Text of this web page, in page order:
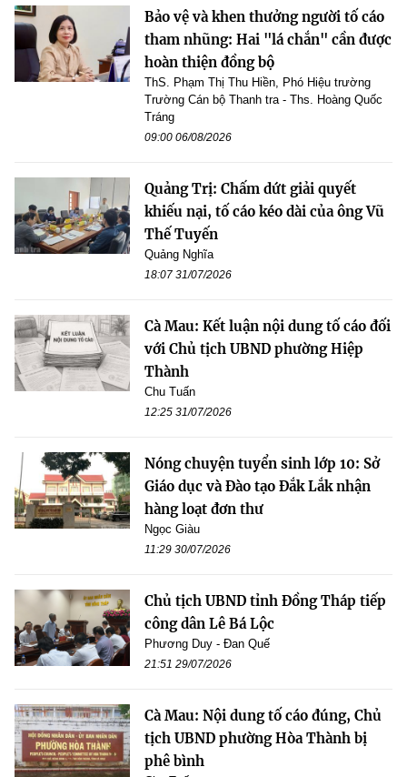
Bảo vệ và khen thưởng người tố cáo
tham nhũng: Hai "lá chắn" cần được
hoàn thiện đồng bộ
ThS. Phạm Thị Thu Hiền, Phó Hiệu trường
Trường Cán bộ Thanh tra - Ths. Hoàng Quốc
Tráng
09:00 06/08/2026
Quảng Trị: Chấm dứt giải quyết
khiếu nại, tố cáo kéo dài của ông Vũ
Thế Tuyến
Quảng Nghĩa
18:07 31/07/2026
Cà Mau: Kết luận nội dung tố cáo đối
với Chủ tịch UBND phường Hiệp
Thành
Chu Tuấn
12:25 31/07/2026
Nóng chuyện tuyển sinh lớp 10: Sở
Giáo dục và Đào tạo Đắk Lắk nhận
hàng loạt đơn thư
Ngọc Giàu
11:29 30/07/2026
Chủ tịch UBND tỉnh Đồng Tháp tiếp
công dân Lê Bá Lộc
Phương Duy - Đan Quế
21:51 29/07/2026
Cà Mau: Nội dung tố cáo đúng, Chủ
tịch UBND phường Hòa Thành bị
phê bình